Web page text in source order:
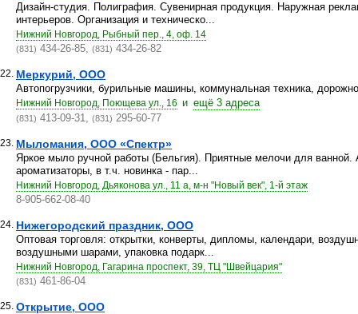
Дизайн-студия. Полиграфия. Сувенирная продукция. Наружная
интерьеров. Организация и техническо...
Нижний Новгород, Рыбный пер., 4, оф. 14
(831) 434-26-85, (831) 434-26-82
22. Меркурий, ООО
Автопогрузчики, бурильные машины, коммунальная техника,
Нижний Новгород, Поющева ул., 16 и ещё 3 адреса
(831) 413-09-31, (831) 295-60-77
23. Мыломания, ООО «Спектр»
Яркое мыло ручной работы (Бельгия). Приятные мелочи для
ароматизаторы, в т.ч. новинка - пар...
Нижний Новгород, Дьяконова ул., 11 а, м-н "Новый век", 1-й этаж
8-905-662-08-40
24. Нижегородский праздник, ООО
Оптовая торговля: открытки, конверты, дипломы, календари,
воздушными шарами, упаковка подарк...
Нижний Новгород, Гагарина проспект, 39, ТЦ "Швейцария"
(831) 461-86-04
25. Открытие, ООО